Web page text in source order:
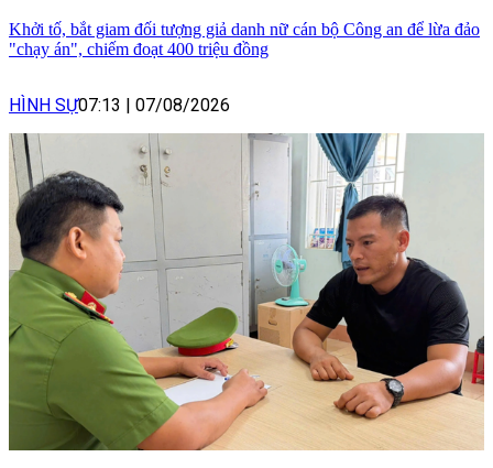
Khởi tố, bắt giam đối tượng giả danh nữ cán bộ Công an để lừa đảo
"chạy án", chiếm đoạt 400 triệu đồng
HÌNH SỰ07:13 07/08/2026